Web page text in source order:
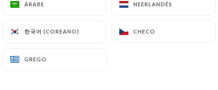
ÁRABE NEERLANDÊS
한국어 (COREANO) CHECO
GREGO
ÁRABE NEERLANDÊS
한국어 (COREANO) CHECO
GREGO